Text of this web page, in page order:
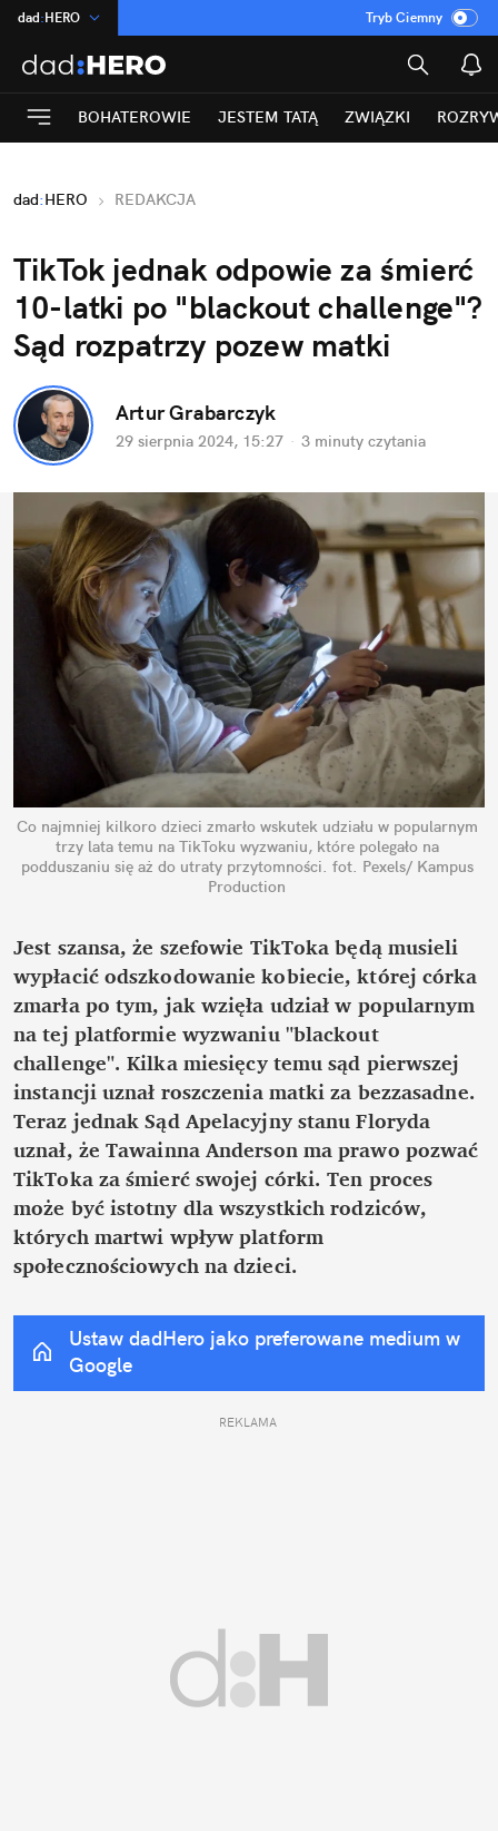
dad:HERO
:Temat
INN:Poland
ASZ:dziennik
Rozrywka
Tryb Ciemny
BOHATEROWIE JESTEM TATĄ ZWIĄZKI
dad:HERO REDAKCJA
TikTok jednak odpowie za śmierć
10-latki po "blackout challenge"?
Sąd rozpatrzy pozew matki
Artur Grabarczyk
29 sierpnia 2024, 15:27 · 3 minuty czytania
Co najmniej kilkoro dzieci zmarło wskutek udziału w popularnym
trzy lata temu na TikToku wyzwaniu, które polegało na
podduszaniu się aż do utraty przytomności. fot. Pexels/ Kampus
Production
Jest szansa, że szefowie TikToka będą musieli
wypłacić odszkodowanie kobiecie, której córka
zmarła po tym, jak wzięła udział w popularnym
na tej platformie wyzwaniu "blackout
challenge". Kilka miesięcy temu sąd pierwszej
instancji uznał roszczenia matki za bezzasadne.
Teraz jednak Sąd Apelacyjny stanu Floryda
uznał, że Tawainna Anderson ma prawo pozwać
TikToka za śmierć swojej córki. Ten proces
może być istotny dla wszystkich rodziców,
których martwi wpływ platform
społecznościowych na dzieci.
Ustaw dadHero jako preferowane medium w
Google
REKLAMA